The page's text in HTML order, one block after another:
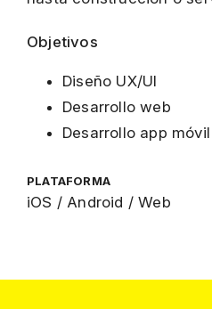
Objetivos
Diseño UX/UI
Desarrollo web
Desarrollo app
PLATAFORMA
iOS / Android / Web